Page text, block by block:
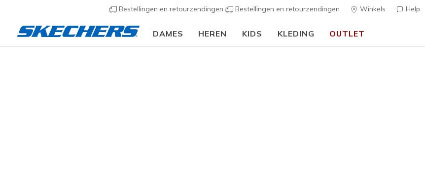
Bestellingen en retourzendingen Bestellingen en retourzendingen Winkels Help
DAMES HEREN KIDS KLEDING OUTLET